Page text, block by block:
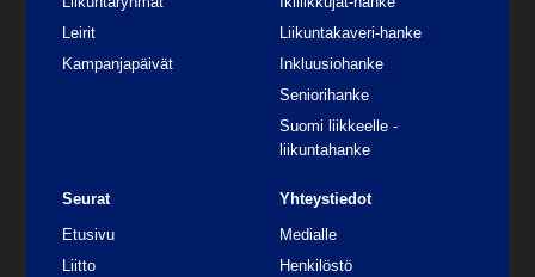
Leirit
Kampanjapäivät
Liikuntakaveri-hanke
Inkluusiohanke
Seniorihanke
Suomi liikkeelle -
liikuntahanke
Seurat
Etusivu
Liitto
Yhteystiedot
Medialle
Henkilöstö